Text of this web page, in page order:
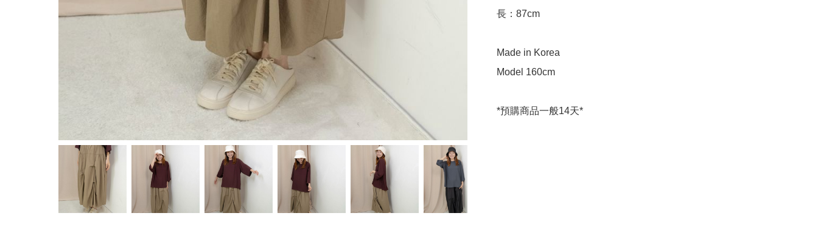
長：87cm
Made in Korea
Model 160cm
*預購商品一般14天*